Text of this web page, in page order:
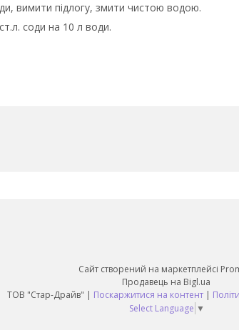
вимити підлогу, змити чистою водою.
соди на 10 л води.
Сайт створений на маркетплейсі
Продавець на Bigl.ua
ТОВ "Стар-Драйв" | Поскаржитися на контент |
Select Language ▼